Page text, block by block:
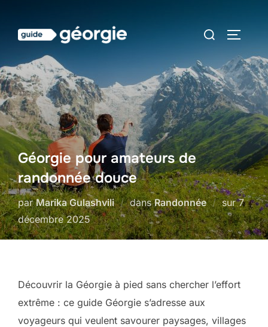
contenu
Rechercher :
Géorgie pour amateurs de
randonnée douce
parMarika Gulashvili dansRandonnée surPublié
le
7
décembre 2025
Découvrir la Géorgie à pied sans chercher l’effort
extrême : ce guide Géorgie s’adresse aux
voyageurs qui veulent savourer paysages, villages